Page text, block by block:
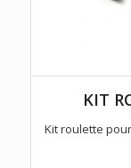
KIT
Kit roulette pour